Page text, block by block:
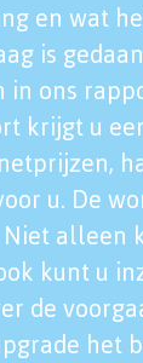
en wat
is
in ons
krijgt u
u. De
Niet alleen
kunt u
de
het